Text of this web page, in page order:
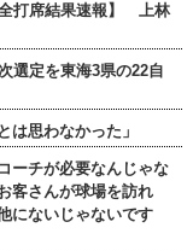
打席結果速報】 上林
選定を東海3県の22自
は思わなかった」
ーチが必要なんじゃな
客さんが球場を訪れ
にないじゃないです